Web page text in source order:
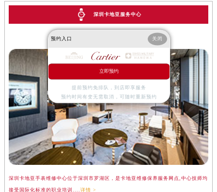
深圳卡地亚服务中心
深圳卡地亚手表维修中心位于深圳市罗湖区，是卡地亚维修保养服务网点,中心技师均
接受国际化标准的职业培训.... 详情 >
预约入口 关闭
立即预约
提前预约免排队，到店即享服务
预约时间有变无需取消，可随时重新预约